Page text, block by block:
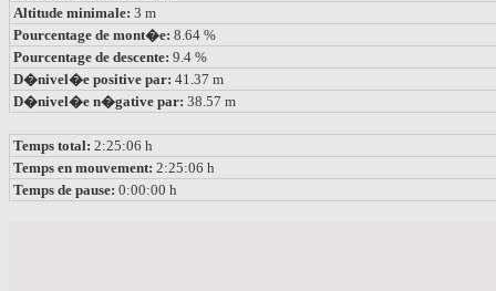
Altitude minimale: 3 m
Pourcentage de mont�e: 8.64 %
Pourcentage de descente: 9.4 %
D�nivel�e positive par: 41.37 m
D�nivel�e n�gative par: 38.57 m
Temps total: 2:25:06 h
Temps en mouvement: 2:25:06 h
Temps de pause: 0:00:00 h